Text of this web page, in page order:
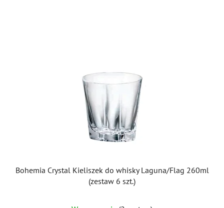
Bohemia Crystal Kieliszek do whisky Laguna/Flag 260ml
(zestaw 6 szt.)